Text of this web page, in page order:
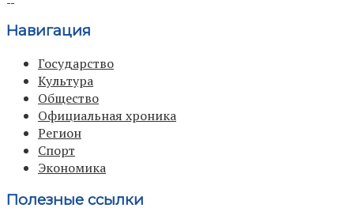
Навигация
Государство
Культура
Общество
Официальная хроника
Регион
Спорт
Экономика
Полезные ссылки